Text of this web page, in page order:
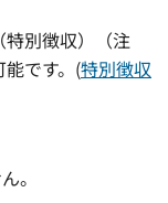
別徴収）（注
です。(特別徴収
。